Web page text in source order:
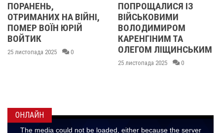
НА ВІЙНІ,
ЮРІЙ
0
ПОПРОЩАЛИСЯ ІЗ
ВІЙСЬКОВИМИ
ВОЛОДИМИРОМ
КАРЕНГІНИМ ТА
ОЛЕГОМ ЛІЩИНСЬКИМ
0
БІЙЦЯМИ
ДМИТРОМ
ОНЛАЙН